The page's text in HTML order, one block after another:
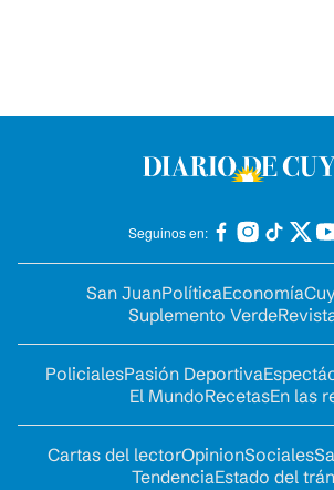
Seguinos en:
San JuanPolíticaEconomía
Suplemento Verde
PolicialesPasión Deportiva
El MundoRecetasEn las
Cartas del lectorOpinionSociales
TendenciaEstado del